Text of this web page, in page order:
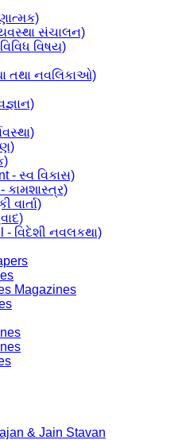
સંચાલન)
વિષય)
તથા નવલિકાઓ)
- સ્વ વિકાસ)
કામશાસ્ત્ર)
વાર્તા)
- વિદેશી નવલકથા)
Magazines
& Jain Stavan